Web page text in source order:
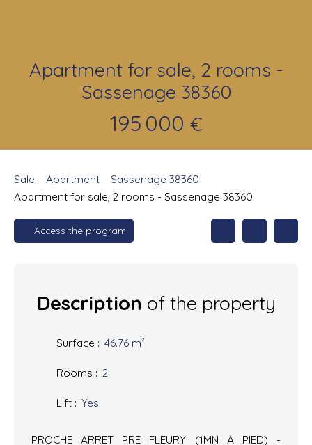
Apartment for sale, 2 rooms -
Sassenage 38360
195 000 €
Sale Apartment
Sassenage 38360
Apartment for sale, 2 rooms - Sassenage 38360
Access the program
Description of the property
Surface : 46.76 m²
Rooms : 2
Lift : Yes
PROCHE ARRET PRÉ FLEURY (1MN À PIED) -